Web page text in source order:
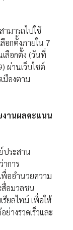
มารถไปใช้
อกตั้งภายใน 7
ลือกตั้ง (วันที่
ผ่านเว็บไซต์
มืองตาม
งานผลคะแนน
ประสาน
าการ
พื่ออำนวยความ
สื่อมวลชน
ยลไทม์ เพื่อให้
างรวดเร็วและ